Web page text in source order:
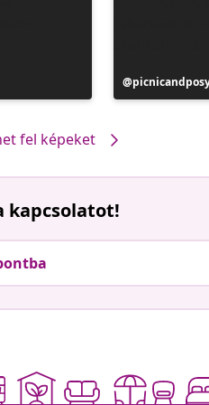
Bejegyzés
közzétevője
fel képeket
kapcsolatot!